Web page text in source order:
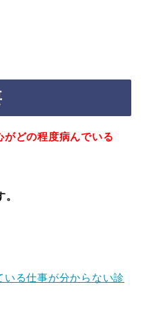
がどの程度病んでいる
いる仕事が分からない診